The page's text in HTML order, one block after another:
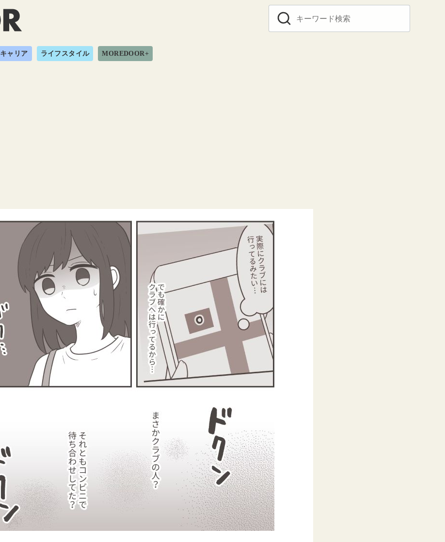
キャリア ライフスタイル MOREDOOR+